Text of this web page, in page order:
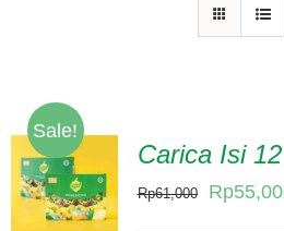
Tentang
Sale!
Carica Isi
Rp61,000
Original
Rp